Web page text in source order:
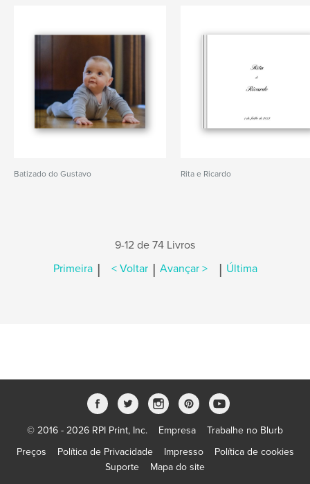
Batizado do Gustavo Rita e Ricardo
9-12 de 74 Livros
Primeira | < Voltar | Avançar > | Última
© 2016 - 2026 RPI Print, Inc. Empresa
Trabalhe no Blurb
Preços
Política de Privacidade Impresso
Política de cookies
Suporte
Mapa do site